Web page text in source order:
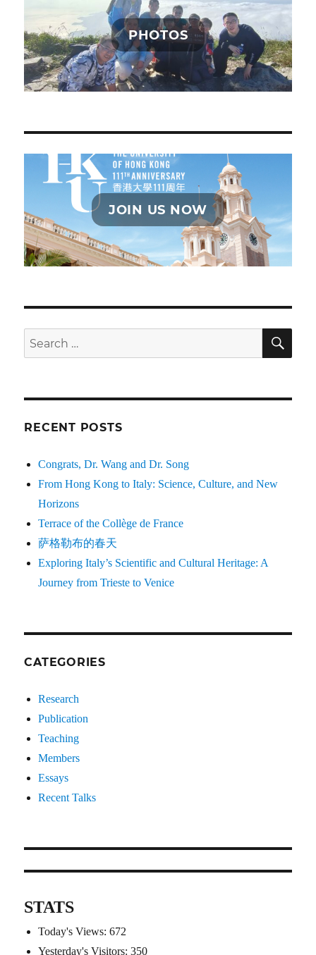
PHOTOS
JOIN US NOW
Search
for:
RECENT POSTS
Congrats, Dr. Wang and Dr. Song
From Hong Kong to Italy: Science, Culture, and New
Horizons
Terrace of the Collège de France
萨格勒布的春天
Exploring Italy’s Scientific and Cultural Heritage: A
Journey from Trieste to Venice
CATEGORIES
Research
Publication
Teaching
Members
Essays
Recent Talks
STATS
Today's Views:672
Yesterday's Visitors:350